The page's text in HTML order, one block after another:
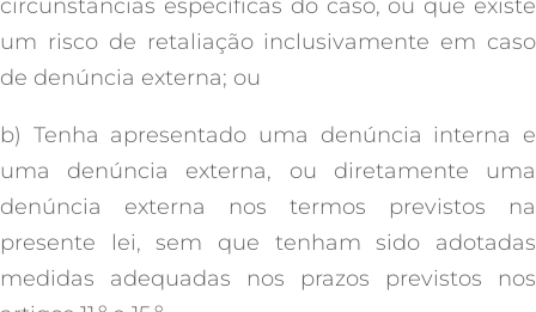
circunstâncias específicas do caso, ou que existe
um risco de retaliação inclusivamente em caso
de denúncia externa; ou
b) Tenha apresentado uma denúncia interna e
uma denúncia externa, ou diretamente uma
denúncia externa nos termos previstos na
presente lei, sem que tenham sido adotadas
medidas adequadas nos prazos previstos nos